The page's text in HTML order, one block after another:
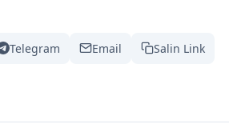
Telegram Email Salin Link